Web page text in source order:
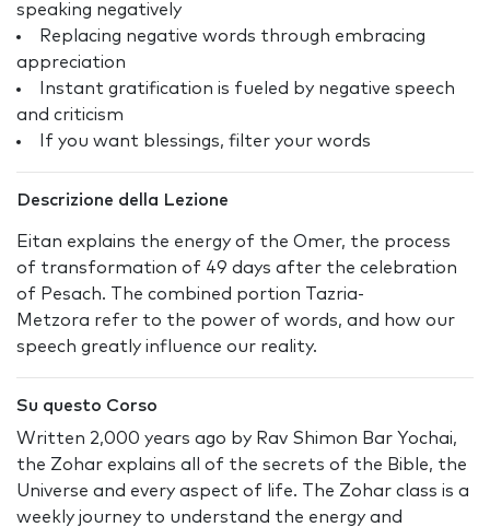
speaking negatively
Replacing negative words through embracing
appreciation
Instant gratification is fueled by negative speech
and criticism
If you want blessings, filter your words
Descrizione della Lezione
Eitan explains the energy of the Omer, the process
of transformation of 49 days after the celebration
of Pesach. The combined portion Tazria-
Metzora refer to the power of words, and how our
speech greatly influence our reality.
Su questo Corso
Written 2,000 years ago by Rav Shimon Bar Yochai,
the Zohar explains all of the secrets of the Bible, the
Universe and every aspect of life. The Zohar class is a
weekly journey to understand the energy and